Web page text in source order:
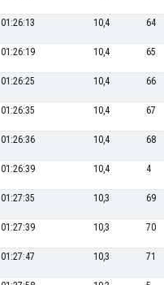
01:26:13 10,4 64
01:26:19 10,4 65
01:26:25 10,4 66
01:26:35 10,4 67
01:26:36 10,4 68
01:26:39 10,4 4
01:27:35 10,3 69
01:27:39 10,3 70
01:27:47 10,3 71